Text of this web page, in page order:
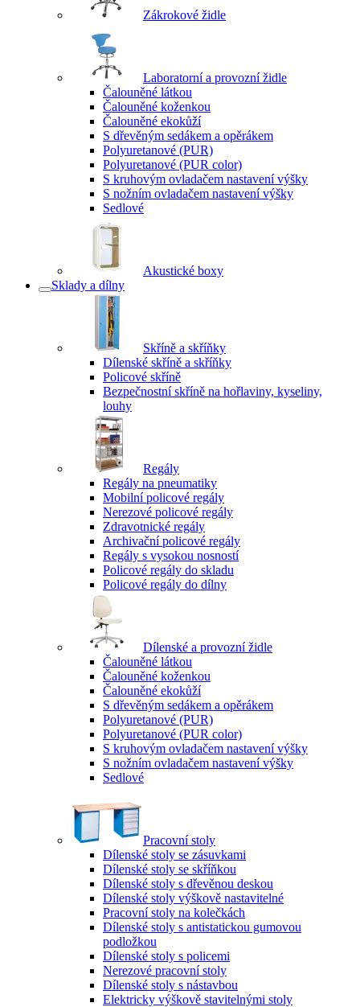
Zákrokové židle
Laboratorní a provozní židle
Čalouněné látkou
Čalouněné koženkou
Čalouněné ekokůží
S dřevěným sedákem a opěrákem
Polyuretanové (PUR)
Polyuretanové (PUR color)
S kruhovým ovladačem nastavení výšky
S nožním ovladačem nastavení výšky
Sedlové
Akustické boxy
Sklady a dílny
Skříně a skříňky
Dílenské skříně a skříňky
Policové skříně
Bezpečnostní skříně na hořlaviny, kyseliny,
louhy
Regály
Regály na pneumatiky
Mobilní policové regály
Nerezové policové regály
Zdravotnické regály
Archivační policové regály
Regály s vysokou nosností
Policové regály do skladu
Policové regály do dílny
Dílenské a provozní židle
Čalouněné látkou
Čalouněné koženkou
Čalouněné ekokůží
S dřevěným sedákem a opěrákem
Polyuretanové (PUR)
Polyuretanové (PUR color)
S kruhovým ovladačem nastavení výšky
S nožním ovladačem nastavení výšky
Sedlové
Pracovní stoly
Dílenské stoly se zásuvkami
Dílenské stoly se skříňkou
Dílenské stoly s dřevěnou deskou
Dílenské stoly výškově nastavitelné
Pracovní stoly na kolečkách
Dílenské stoly s antistatickou gumovou
podložkou
Dílenské stoly s policemi
Nerezové pracovní stoly
Dílenské stoly s nástavbou
Elektricky výškově stavitelnými stoly